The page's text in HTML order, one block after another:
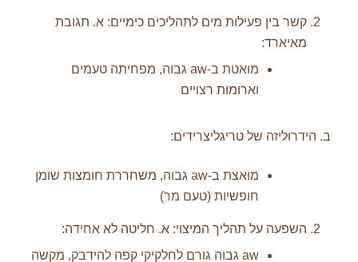
קשר בין פעילות מים לתהליכים כימיים: א. תגובת
מאיארד:
מואטת ב-aw גבוה, מפחיתה טעמים
וארומות רצויים
ב. הידרוליזה של טריגליצרידים:
מואצת ב-aw גבוה, משחררת חומצות שומן
חופשיות (טעם מר)
השפעה על תהליך המיצוי: א. חליטה לא אחידה:
aw גבוה גורם לחלקיקי קפה להידבק, מקשה